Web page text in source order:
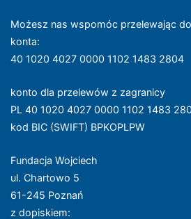
Możesz nas wspomóc przelewając
konta:
40 1020 4027 0000 1102 1483 2804
konto dla przelewów z zagranicy
PL 40 1020 4027 0000 1102 1483
kod BIC (SWIFT) BPKOPLPW
Fundacja Wojciech
ul. Chartowo 5
61-245 Poznań
z dopiskiem: